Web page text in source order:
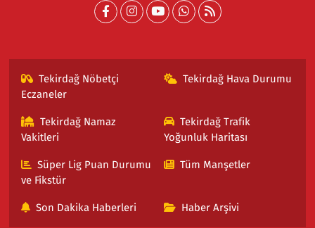
Tekirdağ Nöbetçi
Eczaneler
Tekirdağ Hava Durumu
Tekirdağ Namaz
Vakitleri
Tekirdağ Trafik
Yoğunluk Haritası
Süper Lig Puan Durumu
ve Fikstür
Tüm Manşetler
Son Dakika Haberleri Haber Arşivi